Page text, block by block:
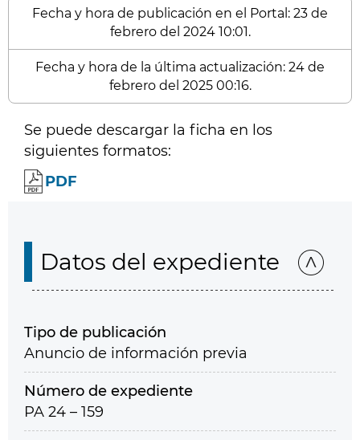
Fecha y hora de publicación en el Portal: 23 de
febrero del 2024 10:01.
Fecha y hora de la última actualización: 24 de
febrero del 2025 00:16.
Se puede descargar la ficha en los
siguientes formatos:
PDF
Datos del expediente
Tipo de publicación
Anuncio de información previa
Número de expediente
PA 24 – 159